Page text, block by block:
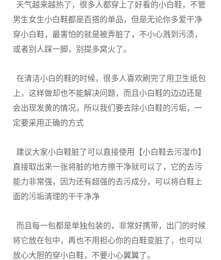
天气越来越热了，很多人都穿上了好看的小白鞋，不管
男生女生小白鞋都是百搭的单品，但是无论你多爱干净
穿小白鞋，最害怕的就是被弄脏了，不小心溅到污渍，
或者别人踩一脚，别提多窝火了。
在清洁小白的鞋的时候，很多人喜欢刷完了用卫生纸包
上，这样做却也不能解决问题，而且小白鞋的边边还是
会出现发黄的情况，所以我们要去除小白鞋的污垢，一
定要采用正确的方式
建议大家小白鞋脏了可以直接使用【小白鞋去污湿巾】
直接取出来一张将脏的地方擦干净就可以了，它的去污
能力非常强，因为还有超强的去污成分，可以将白鞋上
面的污垢清理的干干净净
而且每一包都是单独包装的，非常好携带，出门的时候
将它放在包中，再也不用担心你的白鞋变脏了，也可以
放心大胆的穿小白鞋，不要小心翼翼了。